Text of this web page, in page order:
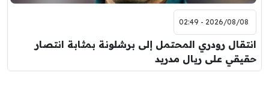
2026/08/08 - 02:49
انتقال رودري المحتمل إلى برشلونة بمثابة انتصار
حقيقي على ريال مدريد